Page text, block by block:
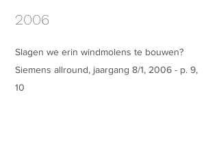
​2006
Slagen we erin windmolens te bouwen?
Siemens allround, jaargang 8/1, 2006 - p. 9,
10